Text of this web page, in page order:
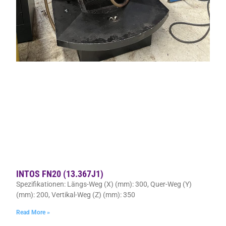
INTOS FN20 (13.367J1)
Spezifikationen: Längs-Weg (X) (mm): 300, Quer-Weg (Y)
(mm): 200, Vertikal-Weg (Z) (mm): 350
Read More »